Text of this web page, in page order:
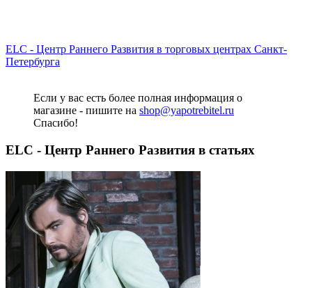
ELC - Центр Раннего Развития в торговых центрах Санкт-
Петербурга
Если у вас есть более полная информация о
магазине - пишите на shop@yapotrebitel.ru
Спасибо!
ELC - Центр Раннего Развития в статьях